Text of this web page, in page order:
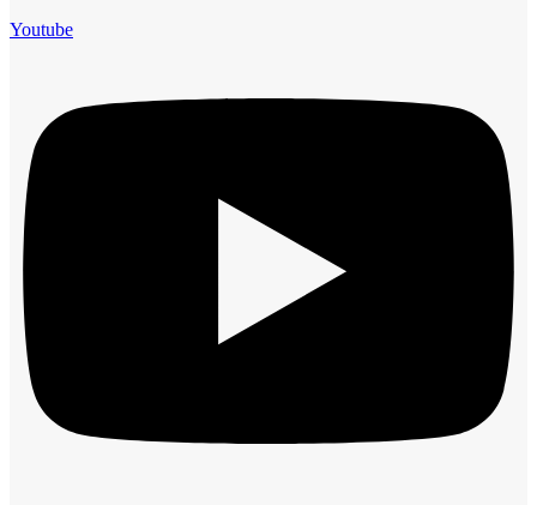
Youtube